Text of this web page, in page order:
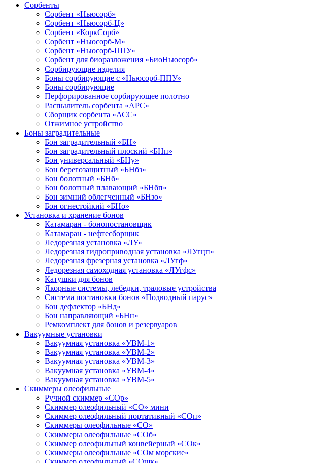
Сорбенты
Сорбент «Ньюсорб»
Сорбент «Ньюсорб-Ц»
Сорбент «КоркСорб»
Сорбент «Ньюсорб-М»
Сорбент «Ньюсорб-ППУ»
Сорбент для биоразложения «БиоНьюсорб»
Сорбирующие изделия
Боны сорбирующие с «Ньюсорб-ППУ»
Боны сорбирующие
Перфорированное сорбирующее полотно
Распылитель сорбента «АРС»
Сборщик сорбента «АСС»
Отжимное устройство
Боны заградительные
Бон заградительный «БН»
Бон заградительный плоский «БНп»
Бон универсальный «БНу»
Бон берегозащитный «БНбз»
Бон болотный «БНб»
Бон болотный плавающий «БНбп»
Бон зимний облегченный «БНзо»
Бон огнестойкий «БНо»
Установка и хранение бонов
Катамаран - бонопостановщик
Катамаран - нефтесборщик
Ледорезная установка «ЛУ»
Ледорезная гидроприводная установка «ЛУгцп»
Ледорезная фрезерная установка «ЛУгф»
Ледорезная самоходная установка «ЛУгфс»
Катушки для бонов
Якорные системы, лебедки, траловые устройства
Система постановки бонов «Подводный парус»
Бон дефлектор «БНд»
Бон направляющий «БНн»
Ремкомплект для бонов и резервуаров
Вакуумные установки
Вакуумная установка «УВМ-1»
Вакуумная установка «УВМ-2»
Вакуумная установка «УВМ-3»
Вакуумная установка «УВМ-4»
Вакуумная установка «УВМ-5»
Скиммеры олеофильные
Ручной скиммер «СОр»
Скиммер олеофильный «СО» мини
Скиммер олеофильный портативный «СОп»
Скиммеры олеофильные «СО»
Скиммеры олеофильные «СОб»
Скиммер олеофильный конвейерный «СОк»
Скиммеры олеофильные «СОм морские»